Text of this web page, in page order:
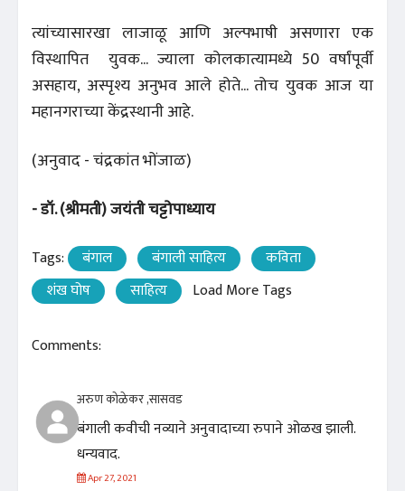
त्यांच्यासारखा लाजाळू आणि अल्पभाषी असणारा एक
विस्थापित युवक... ज्याला कोलकात्यामध्ये 50 वर्षांपूर्वी
असहाय, अस्पृश्य अनुभव आले होते... तोच युवक आज या
महानगराच्या केंद्रस्थानी आहे.
(अनुवाद - चंद्रकांत भोंजाळ)
- डॉ. (श्रीमती) जयंती चट्टोपाध्याय
Tags: बंगाल बंगाली साहित्य
कविता
शंख घोष
साहित्य Load More Tags
Comments:
अरुण कोळेकर ,सासवड
बंगाली कवीची नव्याने अनुवादाच्या रुपाने ओळख झाली.
धन्यवाद.
Apr 27, 2021